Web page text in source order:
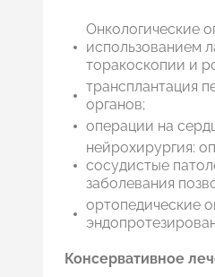
Онкологические
использованием
торакоскопии и
трансплантация
органов;
операции на
нейрохирургия:
сосудистые
заболевания
ортопедические
Консервативное